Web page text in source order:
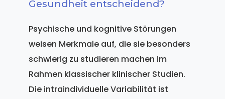
Gesundheit entscheidend?
Psychische und kognitive Störungen
weisen Merkmale auf, die sie besonders
schwierig zu studieren machen im
Rahmen klassischer klinischer Studien.
Die intraindividuelle Variabilität ist